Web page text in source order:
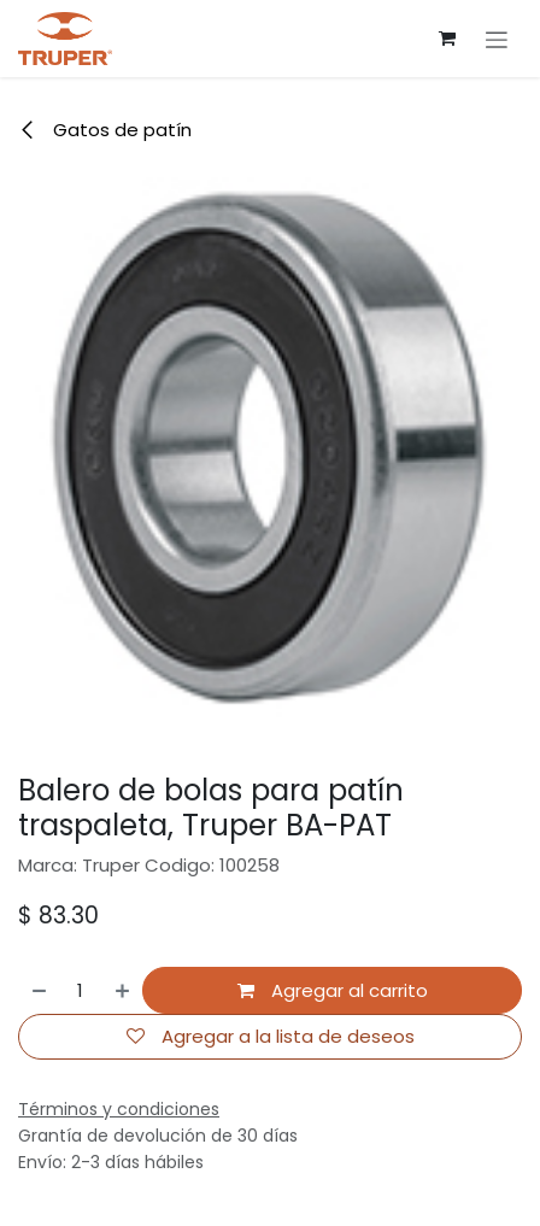
Ir al contenido
Gatos de patín
Balero de bolas para patín
traspaleta, Truper BA-PAT
Marca: Truper Codigo: 100258
$ 83.30
Agregar al carrito
Agregar a la lista de deseos
Términos y condiciones
Grantía de devolución de 30 días
Envío: 2-3 días hábiles